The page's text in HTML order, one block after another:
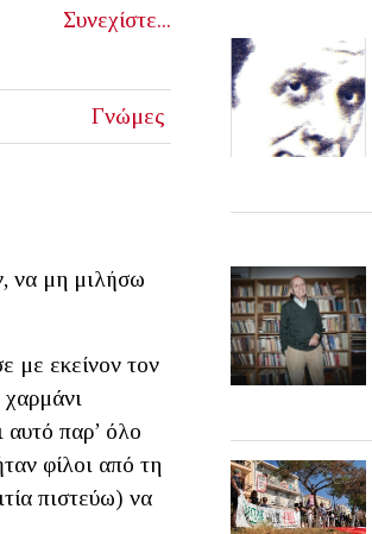
Συνεχίστε...
Γνώμες
να μη μιλήσω
με εκείνον τον
χαρμάνι
αυτό παρ’ όλο
φίλοι από τη
πιστεύω) να